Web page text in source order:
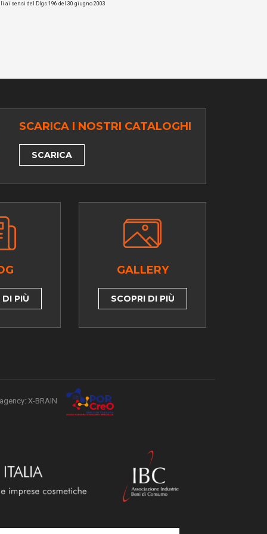
ai sensi del Dlgs 196 del 30 giugno 2003
SCARICA I NOSTRI CATALOGHI
SCARICA
DI PIÙ
GALLERY
SCOPRI DI PIÙ
X-BRAIN